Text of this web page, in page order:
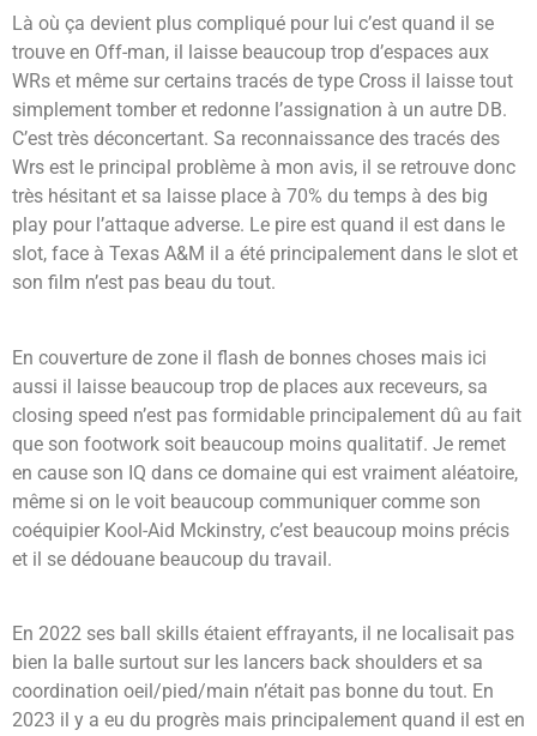
Là où ça devient plus compliqué pour lui c’est quand il se
trouve en Off-man, il laisse beaucoup trop d’espaces aux
WRs et même sur certains tracés de type Cross il laisse tout
simplement tomber et redonne l’assignation à un autre DB.
C’est très déconcertant. Sa reconnaissance des tracés des
Wrs est le principal problème à mon avis, il se retrouve donc
très hésitant et sa laisse place à 70% du temps à des big
play pour l’attaque adverse. Le pire est quand il est dans le
slot, face à Texas A&M il a été principalement dans le slot et
son film n’est pas beau du tout.
En couverture de zone il flash de bonnes choses mais ici
aussi il laisse beaucoup trop de places aux receveurs, sa
closing speed n’est pas formidable principalement dû au fait
que son footwork soit beaucoup moins qualitatif. Je remet
en cause son IQ dans ce domaine qui est vraiment aléatoire,
même si on le voit beaucoup communiquer comme son
coéquipier Kool-Aid Mckinstry, c’est beaucoup moins précis
et il se dédouane beaucoup du travail.
En 2022 ses ball skills étaient effrayants, il ne localisait pas
bien la balle surtout sur les lancers back shoulders et sa
coordination oeil/pied/main n’était pas bonne du tout. En
2023 il y a eu du progrès mais principalement quand il est en